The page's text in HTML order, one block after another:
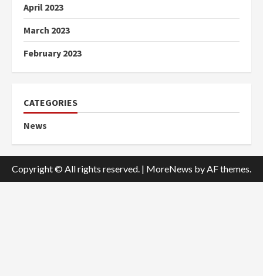
April 2023
March 2023
February 2023
CATEGORIES
News
Copyright © All rights reserved. | MoreNews by AF themes.